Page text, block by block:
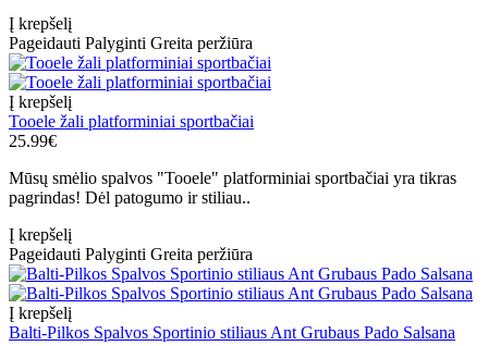
Į krepšelį
Pageidauti Palyginti Greita peržiūra
Į krepšelį
Tooele žali platforminiai sportbačiai
25.99€
Mūsų smėlio spalvos "Tooele" platforminiai sportbačiai yra tikras
pagrindas! Dėl patogumo ir stiliau..
Į krepšelį
Pageidauti Palyginti Greita peržiūra
Į krepšelį
Balti-Pilkos Spalvos Sportinio stiliaus Ant Grubaus Pado Salsana